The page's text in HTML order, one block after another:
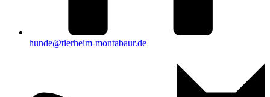
hunde@tierheim-montabaur.de